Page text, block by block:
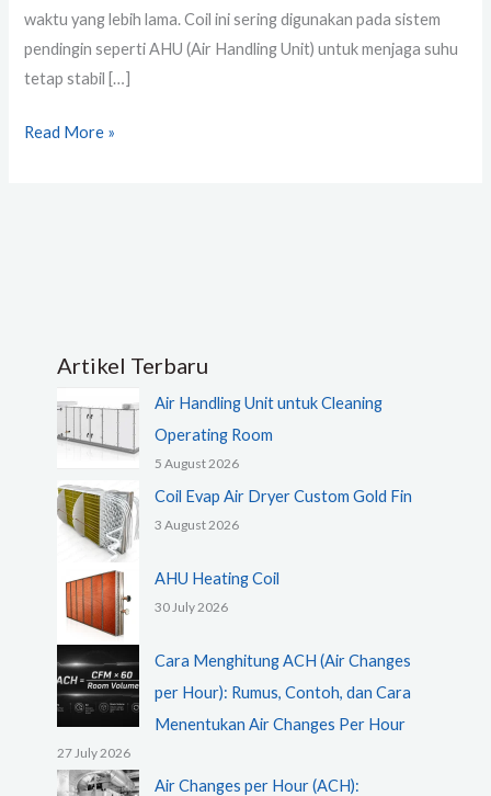
waktu yang lebih lama. Coil ini sering digunakan pada sistem
pendingin seperti AHU (Air Handling Unit) untuk menjaga suhu
tetap stabil […]
Read More »
Artikel Terbaru
Air Handling Unit untuk Cleaning
Operating Room
5 August 2026
Coil Evap Air Dryer Custom Gold Fin
3 August 2026
AHU Heating Coil
30 July 2026
Cara Menghitung ACH (Air Changes
per Hour): Rumus, Contoh, dan Cara
Menentukan Air Changes Per Hour
27 July 2026
Air Changes per Hour (ACH):